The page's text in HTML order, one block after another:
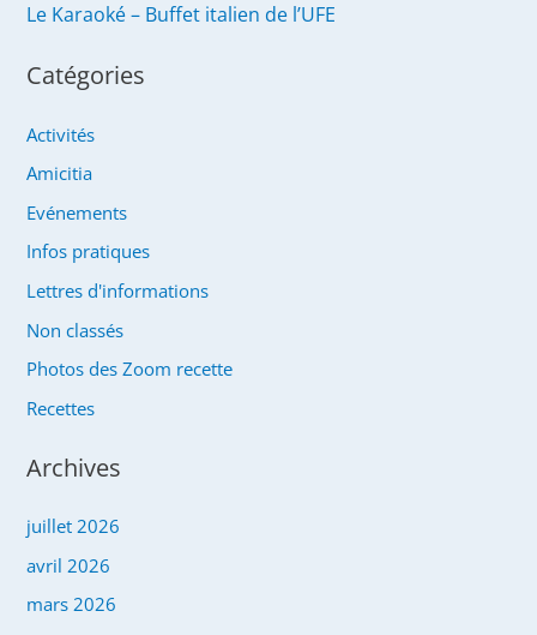
Le Karaoké – Buffet italien de l’UFE
Catégories
Activités
Amicitia
Evénements
Infos pratiques
Lettres d'informations
Non classés
Photos des Zoom recette
Recettes
Archives
juillet 2026
avril 2026
mars 2026